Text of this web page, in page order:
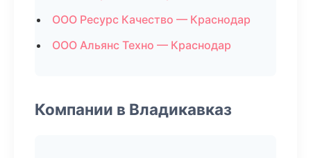
ООО Ресурс Качество — Краснодар
ООО Альянс Техно — Краснодар
Компании в Владикавказ